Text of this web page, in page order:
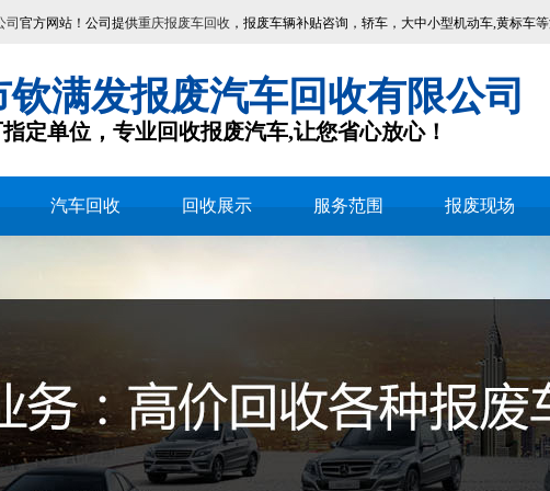
司 官方网站！公司提供重庆报废车回收 ，报废车辆补贴咨询，轿车，大中小型机动车,黄标车
满发报废汽车回收有限公司
定单位，专业回收报废汽车,让您省心放心！
汽车回收 回收展示 服务范围 报废现场